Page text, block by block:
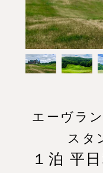
エーヴラ
スタ
１泊 平